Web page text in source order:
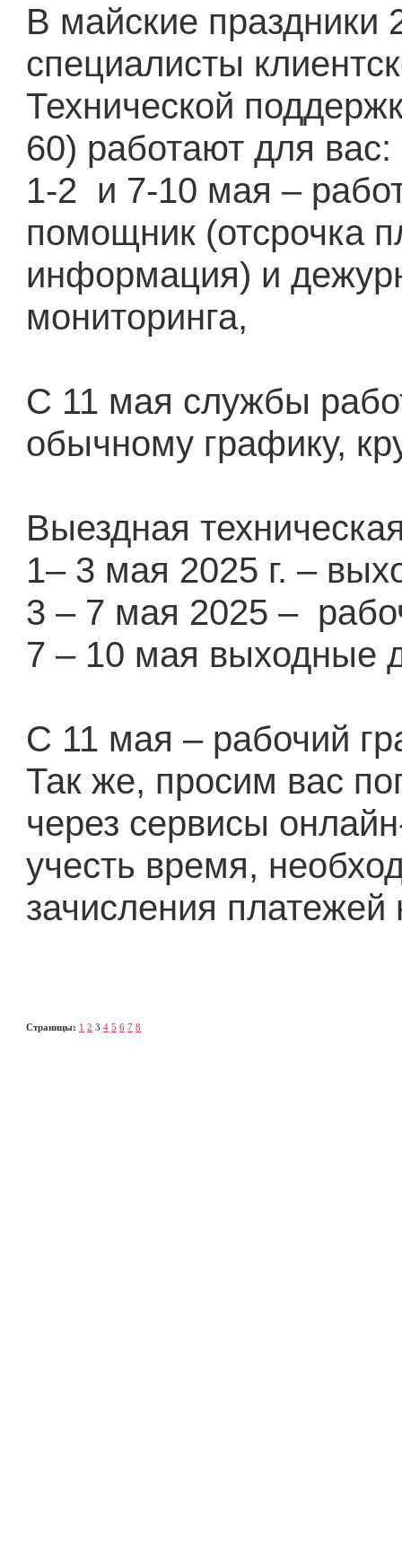
В майские праздники
специалисты
Технической
60) работают для вас:
1-2 и 7-10 мая –
помощник (отсрочка
информация) и
мониторинга,
С 11 мая службы
обычному графику,
Выездная
1– 3 мая 2025 г. –
3 – 7 мая 2025 –
7 – 10 мая выходные
С 11 мая – рабочий
Так же, просим вас
через сервисы
учесть время,
зачисления платежей
Страницы: 1 2 3 4 5 6 7 8